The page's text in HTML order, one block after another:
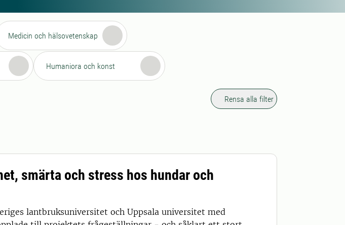
Medicin och hälsovetenskap
Humaniora och konst
Rensa alla filter
smärta och stress hos hundar och
lantbruksuniversitet och Uppsala universitet med